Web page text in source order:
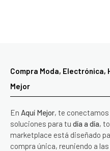
Compra Moda, Electrónica,
Mejor
En Aquí Mejor, te
soluciones para tu día a día,
marketplace está diseñado
compra única, reuniendo a